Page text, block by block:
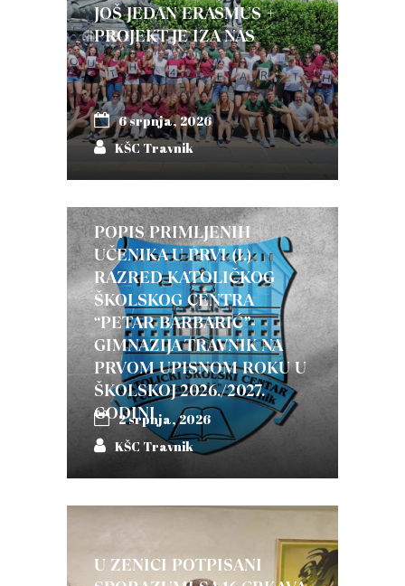
JOŠ JEDAN ERASMUS +
PROJEKT JE IZA NAS
6 srpnja, 2026
KŠC Travnik
POPIS PRIMLJENIH
UČENIKA U PRVI (I.)
RAZRED KATOLIČKOG
ŠKOLSKOG CENTRA
“PETAR BARBARIĆ”-
GIMNAZIJA TRAVNIK NA
PRVOM UPISNOM ROKU U
ŠKOLSKOJ 2026./2027.
GODINI
2 srpnja, 2026
KŠC Travnik
U ZENICI POTPISANI